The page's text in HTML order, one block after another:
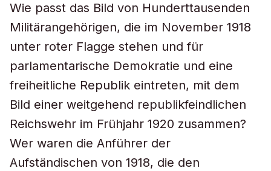
Wie passt das Bild von Hunderttausenden
Militärangehörigen, die im November 1918
unter roter Flagge stehen und für
parlamentarische Demokratie und eine
freiheitliche Republik eintreten, mit dem
Bild einer weitgehend republikfeindlichen
Reichswehr im Frühjahr 1920 zusammen?
Wer waren die Anführer der
Aufständischen von 1918, die den